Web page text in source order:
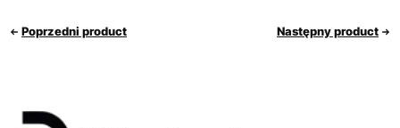
Poprzedni product Następny product